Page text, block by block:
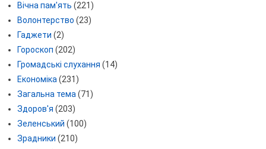
Вічна пам'ять (221)
Волонтерство (23)
Гаджети (2)
Гороскоп (202)
Громадські слухання (14)
Економіка (231)
Загальна тема (71)
Здоров'я (203)
Зеленський (100)
Зрадники (210)